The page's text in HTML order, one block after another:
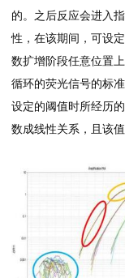
的。之后反应会进入
性，在该期间，可设
数扩增阶段任意位置
循环的荧光信号的标
设定的阈值时所经历
数成线性关系，且该值